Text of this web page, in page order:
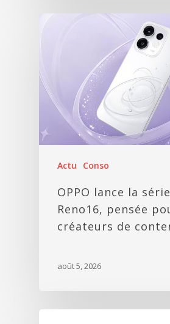
Actu Conso
OPPO lance la série
Reno16, pensée
créateurs de
août 5, 2026